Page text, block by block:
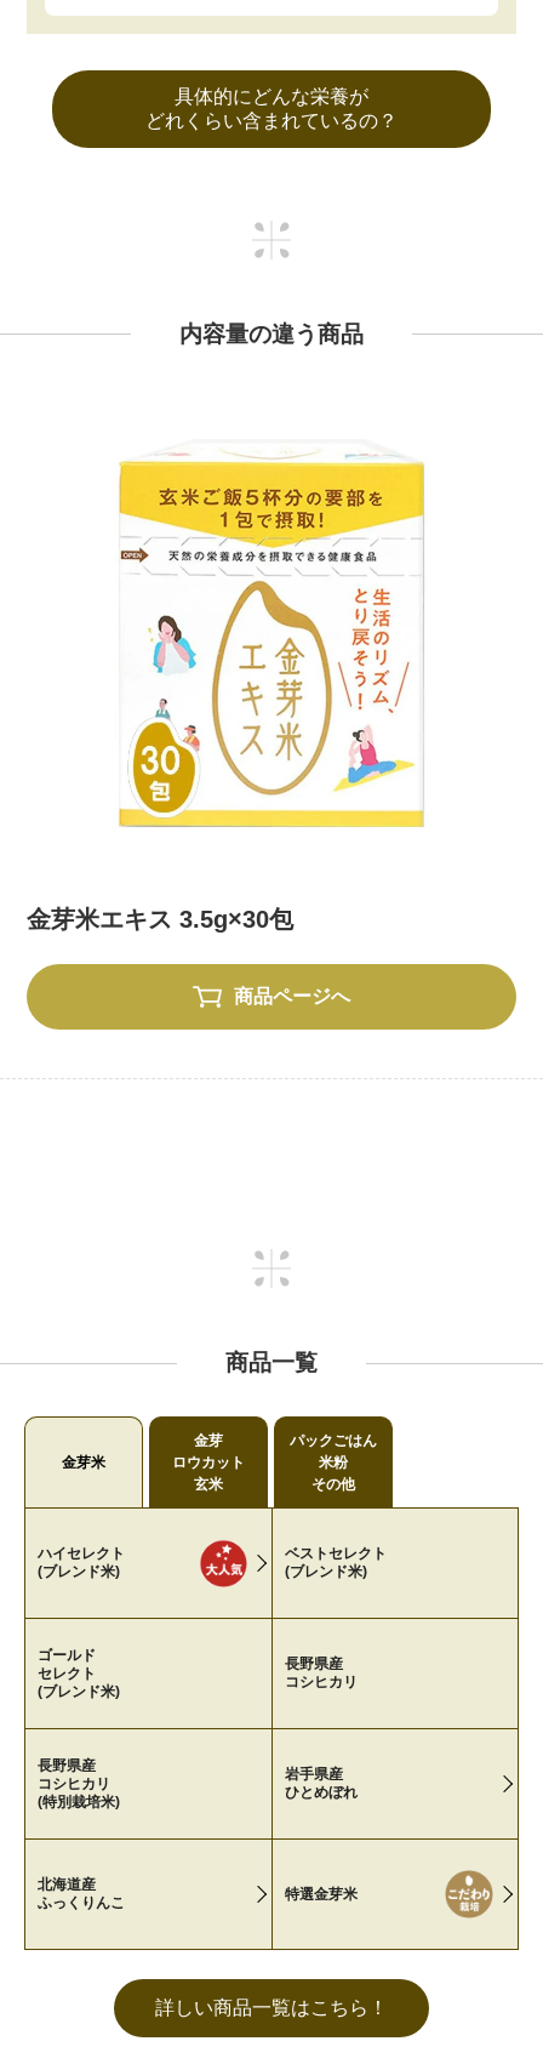
具体的にどんな栄養が
どれくらい含まれているの？
内容量の違う商品
金芽米エキス 3.5g×30包
商品ページへ
商品一覧
金芽米
ハイセレクト
(ブレンド米)
ベストセレクト
(ブレンド米)
ゴールド
セレクト
(ブレンド米)
長野県産
コシヒカリ
長野県産
コシヒカリ
(特別栽培米)
岩手県産
ひとめぼれ
北海道産
ふっくりんこ
特選金芽米
金芽
ロウカット
玄米
パックごはん
米粉
その他
詳しい商品一覧はこちら！